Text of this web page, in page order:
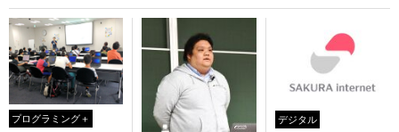
プログラミング＋ デジタル